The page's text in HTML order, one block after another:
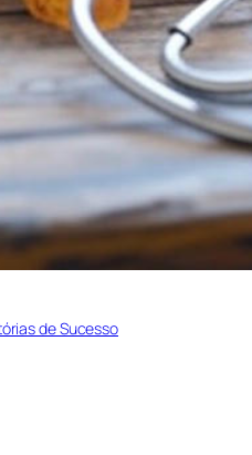
de Sucesso